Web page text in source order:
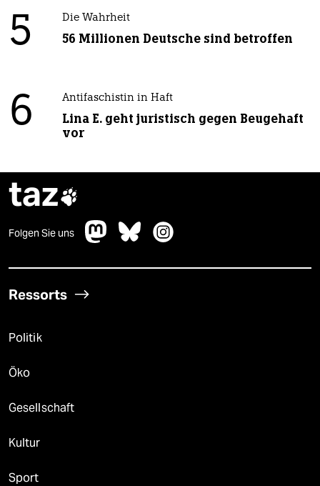
5 Die Wahrheit
56 Millionen Deutsche sind betroffen
6 Antifaschistin in Haft
Lina E. geht juristisch gegen Beugehaft
vor
taz
Folgen Sie uns
Ressorts
Politik
Öko
Gesellschaft
Kultur
Sport